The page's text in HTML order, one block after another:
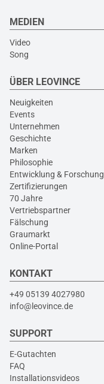
MEDIEN
Video
Song
ÜBER LEOVINCE
Neuigkeiten
Events
Unternehmen
Geschichte
Marken
Philosophie
Entwicklung & Forschung
Zertifizierungen
70 Jahre
Vertriebspartner
Fälschung
Graumarkt
Online-Portal
KONTAKT
+49 05139 4027980
info@leovince.de
SUPPORT
E-Gutachten
FAQ
Installationsvideos